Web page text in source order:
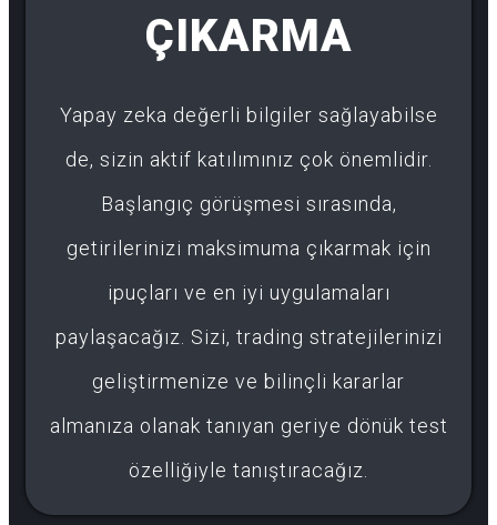
ÇIKARMA
Yapay zeka değerli bilgiler sağlayabilse
de, sizin aktif katılımınız çok önemlidir.
Başlangıç görüşmesi sırasında,
getirilerinizi maksimuma çıkarmak için
ipuçları ve en iyi uygulamaları
paylaşacağız. Sizi, trading stratejilerinizi
geliştirmenize ve bilinçli kararlar
almanıza olanak tanıyan geriye dönük test
özelliğiyle tanıştıracağız.